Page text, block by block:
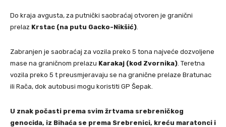
Do kraja avgusta, za putnički saobraćaj otvoren je granični
prelaz Krstac (na putu Gacko-Nikšić)
Zabranjen je saobraćaj za vozila preko 5 tona najveće dozvoljene
mase na graničnom prelazu Karakaj (kod Zvornika) . Teretna
vozila preko 5 t preusmjeravaju se na granične prelaze Bratunac
ili Rača, dok autobusi mogu koristiti GP Šepak.
U znak počasti prema svim žrtvama srebreničkog
genocida, iz Bihaća se prema Srebrenici, kreću maratonci i